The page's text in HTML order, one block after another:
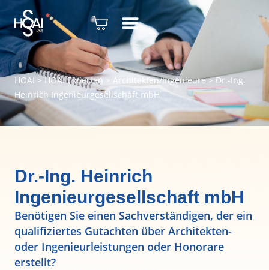
HOAI > HOAI Experten> Architekten/Ingenieure>Dr.-Ing.
Heinrich Ingenieurgesellschaft mbH
Dr.-Ing. Heinrich
Ingenieurgesellschaft mbH
Benötigen Sie einen Sachverständigen, der ein
qualifiziertes Gutachten über Architekten-
oder Ingenieurleistungen oder Honorare
erstellt?